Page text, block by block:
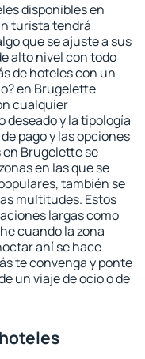
disponibles en
turista tendrá
que se ajuste a sus
alto nivel con todo
de hoteles con un
en Brugelette
cualquier
deseado y la tipología
pago y las opciones
Brugelette se
en las que se
también se
multitudes. Estos
largas como
cuando la zona
ahí se hace
te convenga y ponte
un viaje de ocio o de